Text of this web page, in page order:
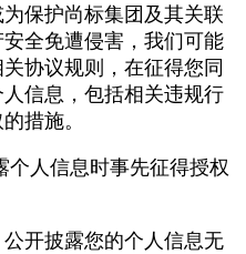
保护尚标集团及其关联
全免遭侵害，我们可能
协议规则，在征得您同
信息，包括相关违规行
措施。
个人信息时事先征得授权
开披露您的个人信息无